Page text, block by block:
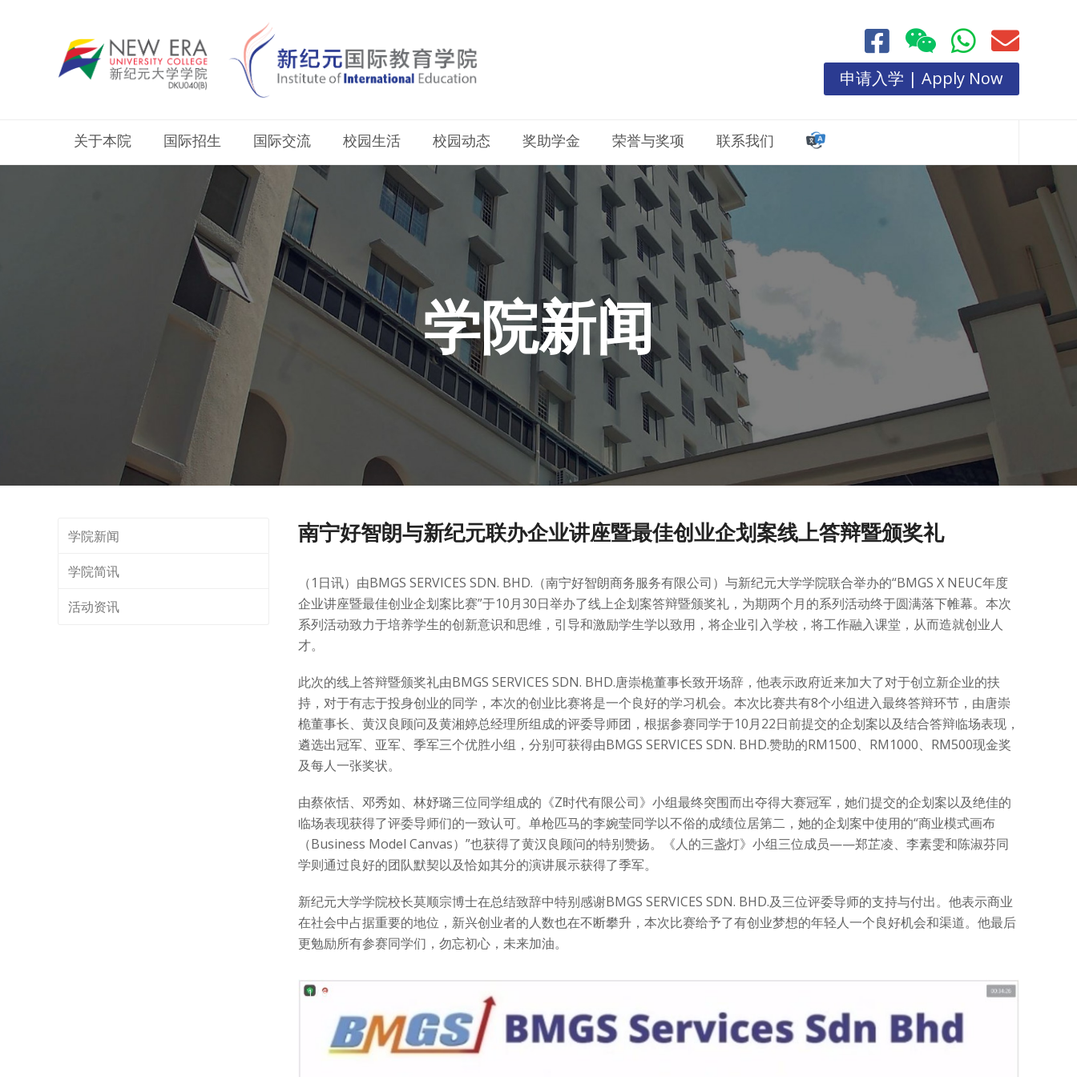
申请入学 | Apply Now
关于本院 国际招生 国际交流 校园生活 校园动态 奖助学金 荣誉与奖项 联系我们
学院新闻
南宁好智朗与新纪元联办企业讲座暨最佳创业企划案线上答辩暨颁奖礼
（1日讯）由BMGS SERVICES SDN. BHD.（南宁好智朗商务服务有限公司）与新纪元大学学院联合举办的“BMGS X NEUC年度
企业讲座暨最佳创业企划案比赛”于10月30日举办了线上企划案答辩暨颁奖礼，为期两个月的系列活动终于圆满落下帷幕。本次
系列活动致力于培养学生的创新意识和思维，引导和激励学生学以致用，将企业引入学校，将工作融入课堂，从而造就创业人
才。
此次的线上答辩暨颁奖礼由BMGS SERVICES SDN. BHD.唐崇桅董事长致开场辞，他表示政府近来加大了对于创立新企业的扶
持，对于有志于投身创业的同学，本次的创业比赛将是一个良好的学习机会。本次比赛共有8个小组进入最终答辩环节，由唐崇
桅董事长、黄汉良顾问及黄湘婷总经理所组成的评委导师团，根据参赛同学于10月22日前提交的企划案以及结合答辩临场表现，
遴选出冠军、亚军、季军三个优胜小组，分别可获得由BMGS SERVICES SDN. BHD.赞助的RM1500、RM1000、RM500现金奖
及每人一张奖状。
由蔡依恬、邓秀如、林妤璐三位同学组成的《Z时代有限公司》小组最终突围而出夺得大赛冠军，她们提交的企划案以及绝佳的
临场表现获得了评委导师们的一致认可。单枪匹马的李婉莹同学以不俗的成绩位居第二，她的企划案中使用的“商业模式画布
（Business Model Canvas）”也获得了黄汉良顾问的特别赞扬。《人的三盏灯》小组三位成员——郑芷凌、李素雯和陈淑芬同
学则通过良好的团队默契以及恰如其分的演讲展示获得了季军。
新纪元大学学院校长莫顺宗博士在总结致辞中特别感谢BMGS SERVICES SDN. BHD.及三位评委导师的支持与付出。他表示商业
在社会中占据重要的地位，新兴创业者的人数也在不断攀升，本次比赛给予了有创业梦想的年轻人一个良好机会和渠道。他最后
更勉励所有参赛同学们，勿忘初心，未来加油。
1 / 6
学院新闻
学院简讯
活动资讯